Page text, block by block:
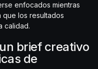
enfocados mientras
que los resultados
calidad.
brief creativo
de